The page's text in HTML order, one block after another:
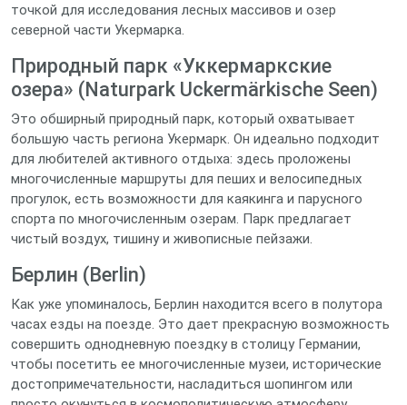
точкой для исследования лесных массивов и озер
северной части Укермарка.
Природный парк «Уккермаркские
озера» (Naturpark Uckermärkische Seen)
Это обширный природный парк, который охватывает
большую часть региона Укермарк. Он идеально подходит
для любителей активного отдыха: здесь проложены
многочисленные маршруты для пеших и велосипедных
прогулок, есть возможности для каякинга и парусного
спорта по многочисленным озерам. Парк предлагает
чистый воздух, тишину и живописные пейзажи.
Берлин (Berlin)
Как уже упоминалось, Берлин находится всего в полутора
часах езды на поезде. Это дает прекрасную возможность
совершить однодневную поездку в столицу Германии,
чтобы посетить ее многочисленные музеи, исторические
достопримечательности, насладиться шопингом или